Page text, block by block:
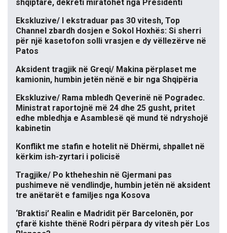
shqiptare, dekreti miratohet nga Presidenti
Ekskluzive/ I ekstraduar pas 30 vitesh, Top
Channel zbardh dosjen e Sokol Hoxhës: Si sherri
për një kasetofon solli vrasjen e dy vëllezërve në
Patos
Aksident tragjik në Greqi/ Makina përplaset me
kamionin, humbin jetën nënë e bir nga Shqipëria
Ekskluzive/ Rama mbledh Qeverinë në Pogradec.
Ministrat raportojnë më 24 dhe 25 gusht, pritet
edhe mbledhja e Asamblesë që mund të ndryshojë
kabinetin
Konflikt me stafin e hotelit në Dhërmi, shpallet në
kërkim ish-zyrtari i policisë
Tragjike/ Po ktheheshin në Gjermani pas
pushimeve në vendlindje, humbin jetën në aksident
tre anëtarët e familjes nga Kosova
‘Braktisi’ Realin e Madridit për Barcelonën, por
çfarë kishte thënë Rodri përpara dy vitesh për Los